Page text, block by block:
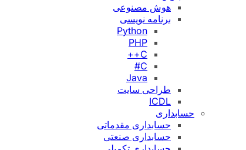
هوش مصنوعی
برنامه نویسی
Python
PHP
C++
C#
Java
طراحی سایت
ICDL
حسابداری
حسابداری مقدماتی
حسابداری صنعتی